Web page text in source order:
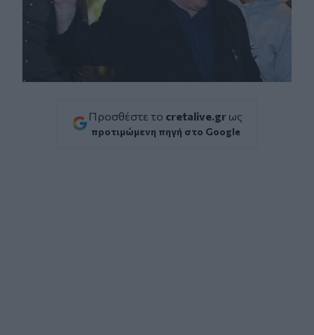
Προσθέστε το cretalive.gr ως
προτιμώμενη πηγή στο Google